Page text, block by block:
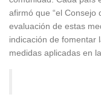
afirmó que “el Consejo
evaluación de estas
indicación de fomentar
medidas aplicadas en